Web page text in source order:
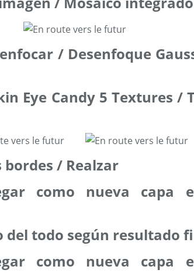
/ Desenfoque
Eye Candy 5 Textures /
bordes / Realzar
como nueva capa
del todo según resultado
como nueva capa